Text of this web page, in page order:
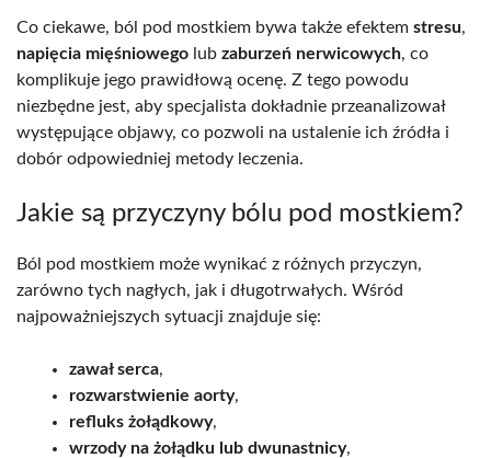
Co ciekawe, ból pod mostkiem bywa także efektem stresu,
napięcia mięśniowego lub zaburzeń nerwicowych, co
komplikuje jego prawidłową ocenę. Z tego powodu
niezbędne jest, aby specjalista dokładnie przeanalizował
występujące objawy, co pozwoli na ustalenie ich źródła i
dobór odpowiedniej metody leczenia.
Jakie są przyczyny bólu pod mostkiem?
Ból pod mostkiem może wynikać z różnych przyczyn,
zarówno tych nagłych, jak i długotrwałych. Wśród
najpoważniejszych sytuacji znajduje się:
zawał serca,
rozwarstwienie aorty,
refluks żołądkowy,
wrzody na żołądku lub dwunastnicy,